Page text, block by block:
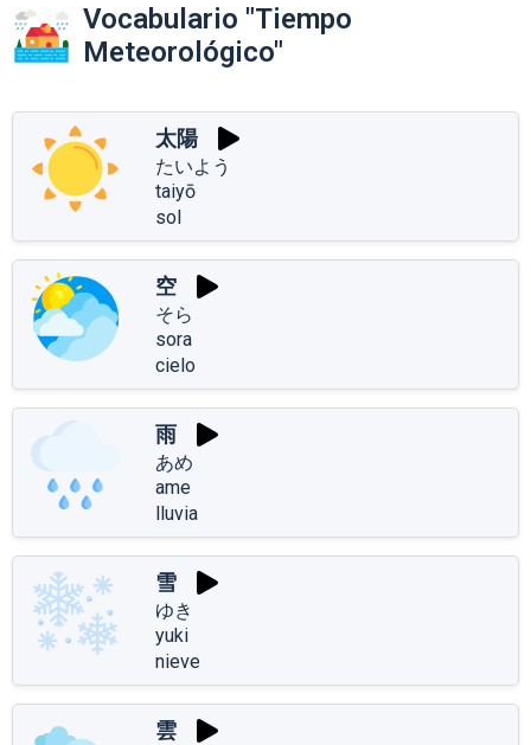
Vocabulario "Tiempo
Meteorológico"
太陽
たいよう
taiyō
sol
空
そら
sora
cielo
雨
あめ
ame
lluvia
雪
ゆき
yuki
nieve
雲